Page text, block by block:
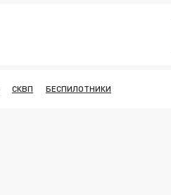
СКВП БЕСПИЛОТНИКИ